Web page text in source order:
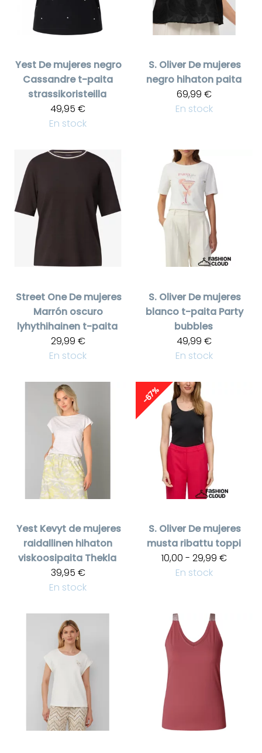
Yest De mujeres negro
Cassandre t-paita
strassikoristeilla
49,95 €
En stock
S. Oliver De mujeres
negro hihaton paita
69,99 €
En stock
Street One De mujeres
Marrón oscuro
lyhythihainen t-paita
29,99 €
En stock
S. Oliver De mujeres
blanco t-paita Party
bubbles
49,99 €
En stock
Yest Kevyt de mujeres
raidallinen hihaton
viskoosipaita Thekla
39,95 €
En stock
-67%
S. Oliver De mujeres
musta ribattu toppi
10,00 - 29,99 €
En stock